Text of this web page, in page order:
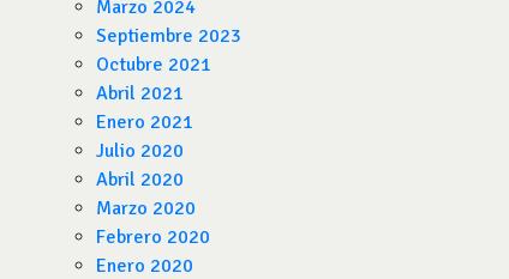
Marzo 2024
Septiembre 2023
Octubre 2021
Abril 2021
Enero 2021
Julio 2020
Abril 2020
Marzo 2020
Febrero 2020
Enero 2020